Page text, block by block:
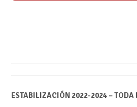
ESTABILIZACIÓN 2022-2024 – TODA